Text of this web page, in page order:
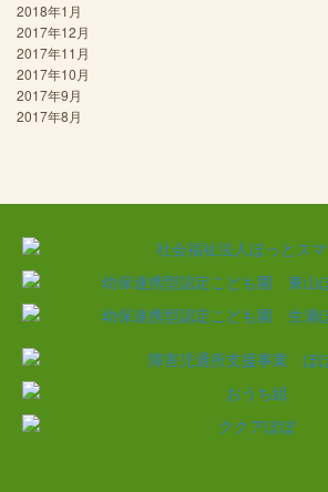
2018年1月
2017年12月
2017年11月
2017年10月
2017年9月
2017年8月